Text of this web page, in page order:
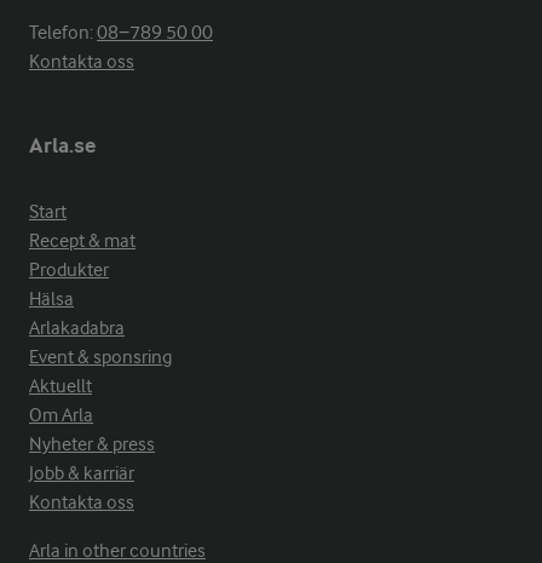
Telefon:08−789 50 00
Kontakta oss
Arla.se
Start
Recept & mat
Produkter
Hälsa
Arlakadabra
Event & sponsring
Aktuellt
Om Arla
Nyheter & press
Jobb & karriär
Kontakta oss
Arla in other countries